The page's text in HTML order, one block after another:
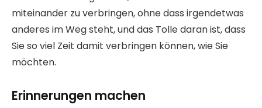
miteinander zu verbringen, ohne dass irgendetwas
anderes im Weg steht, und das Tolle daran ist, dass
Sie so viel Zeit damit verbringen können, wie Sie
möchten.
Erinnerungen machen